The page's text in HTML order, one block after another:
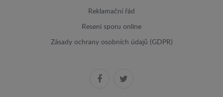
Reklamační řád
Resení sporu online
Zásady ochrany osobních údajů (GDPR)